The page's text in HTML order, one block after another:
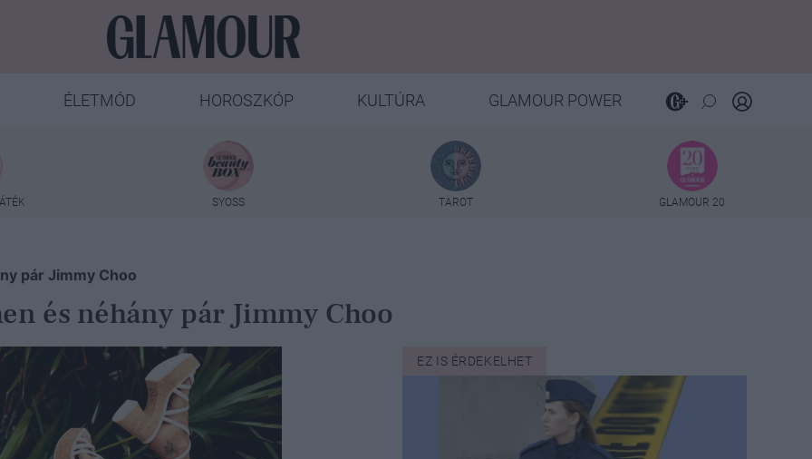
ÉLETMÓD HOROSZKÓP KULTÚRA GLAMOUR POWER
SYOSS TAROT GLAMOUR 20
pár Jimmy Choo
és néhány pár Jimmy Choo
EZ IS ÉRDEKELHET